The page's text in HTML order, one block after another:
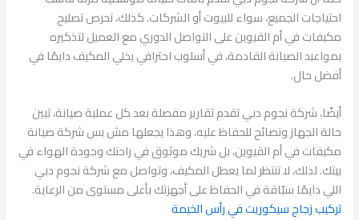
احتياجات الجميع، سواء للبيوت أو الشركات. كذلك، تحرص تصليح
مكيفات في أم القيوين على التواصل الدوري مع العميل لتذكيره
بمواعيد الصيانة القادمة، في أسلوب احترافي يخلي المكيف دايمًا في
أفضل حال.
أيضًا، شركة نجوم دبي تقدم تقارير مفصلة بعد كل عملية صيانة، تبين
حالة الجهاز ونصائح للحفاظ عليه، وهذا يجعلها مش بس شركة صيانة
مكيفات في أم القيوين، بل شريك موثوق في راحتك وجودة الهواء في
بيتك. لذلك، لا تنتظر لما يعطل المكيف، وتواصل مع شركة نجوم دبي
اللي دايمًا سبّاقة في الحفاظ على أجهزتك بأعلى مستوى من الرعاية.
تركيب زجاج سيكوريت في رأس الخيمة